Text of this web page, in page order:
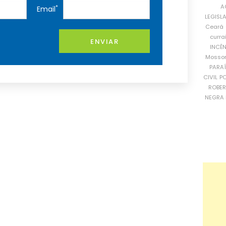
Email*
ENVIAR
Ceará
CIVIL
NEGRA